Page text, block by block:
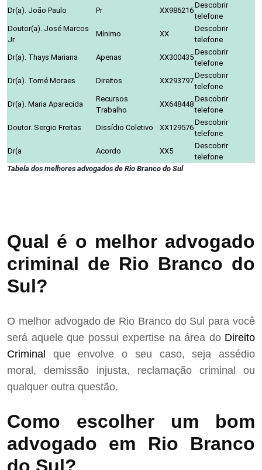
Dr(a). João Paulo
Pr XX986216
Descobrir
telefone
Doutor(a). José Marcos
Jr.
Mínimo XX
Descobrir
telefone
Dr(a). Thays Mariana
Apenas XX300435
Descobrir
telefone
Dr(a). Tomé Moraes
Direitos XX293797
Descobrir
telefone
Dr(a). Maria Aparecida
Recursos
Trabalho
XX648448
Descobrir
telefone
Doutor. Sergio Freitas
Dissídio Coletivo XX129576
Descobrir
telefone
Dr(a
Acordo XX5
Descobrir
telefone
Tabela dos melhores advogados de Rio Branco do Sul
Qual é o melhor advogado
criminal de Rio Branco do
Sul?
O melhor advogado de Rio Branco do Sul para você
será aquele que possui expertise na área do Direito
Criminal que envolve o seu caso, seja assédio
moral, demissão injusta, reclamação criminal ou
qualquer outra questão.
Como escolher um bom
advogado em Rio Branco